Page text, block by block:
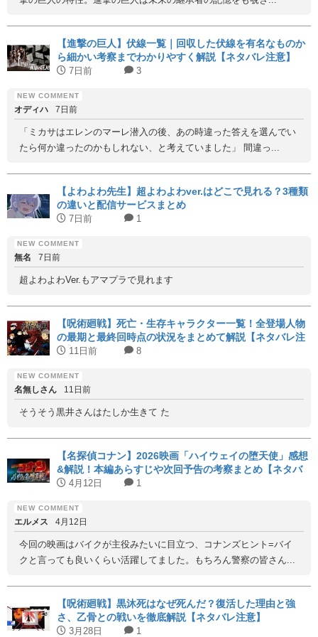
【進撃の巨人】伏線一覧｜回収した伏線を有名なものか
ら細かい考察までわかりやすく解説【ネタバレ注意】
7日前 3
オディハ 7日前
「ミカサはエレンのマーレ潜入の後、あの時違った答えを選んでい
たら何か違ったのかもしれない、と考えていました」 間違っ...
【よわよわ先生】超よわよわver.はどこで見れる？3種類
の違いと配信サービスまとめ
7日前 1
無名 7日前
超よわよわVer.もアマプラで見れます
【呪術廻戦】死亡・生存キャラクター一覧！全登場人物
の最期と最終回時点の状況をまとめて解説【ネタバレ注
意】11日前 8
名無しさん 11日前
そうそう黒井さんはたしか生きて た
【名探偵コナン】2026映画「ハイウェイの堕天使」感想
&解説！本編あらすじや次回予告の考察まとめ【ネタバ
レ注意】
4月12日 1
エルメス 4月12日
今回の映画はバイクが主役みたいに目立つ、コナンズヒント=バイ
クと言っても良いくらい活躍してました。もちろん警察の皆さん...
【呪術廻戦】黒沐死はなぜ死んだ？復活した理由と強
さ、乙骨との戦いを徹底解説【ネタバレ注意】
3月28日 1